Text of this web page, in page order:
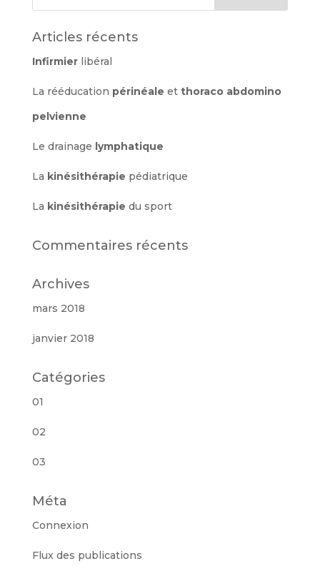
Articles récents
Infirmierlibéral
La rééducation périnéale et thoraco abdomino
pelvienne
Le drainage lymphatique
La kinésithérapie pédiatrique
La kinésithérapie du sport
Commentaires récents
Archives
mars 2018
janvier 2018
Catégories
01
02
03
Méta
Connexion
Flux des publications